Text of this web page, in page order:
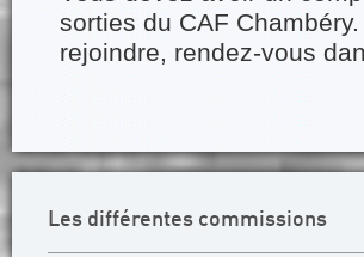
sorties du CAF
rejoindre, rendez-vous
Les différentes commissions